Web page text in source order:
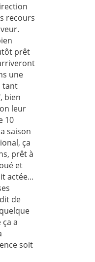
recours
prêt
une
tant
bien
leur
10
saison
ça
prêt à
et
actée...
de
a
soit